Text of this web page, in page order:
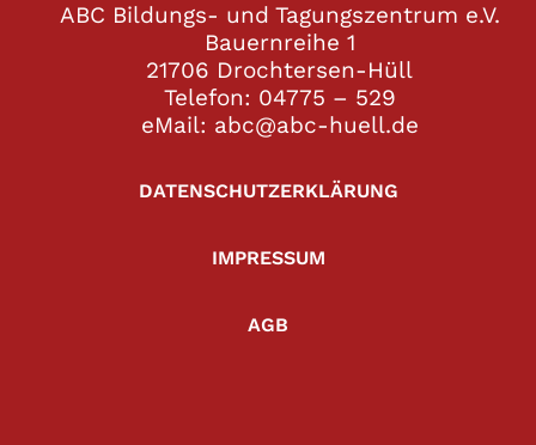
ABC Bildungs- und Tagungszentrum e.V.
Bauernreihe 1
21706 Drochtersen-Hüll
Telefon: 04775 – 529
eMail: abc@abc-huell.de
DATENSCHUTZERKLÄRUNG
IMPRESSUM
AGB